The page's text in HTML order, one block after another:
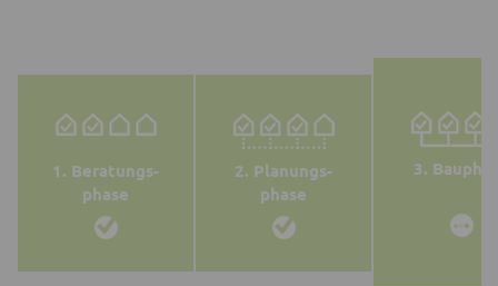
1. Beratungs-
phase
2. Planungs-
phase
3.